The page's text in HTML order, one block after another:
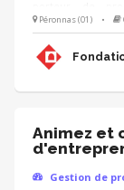
communication,
projet. - Vous
ressources
les actions de la
Péronnas (01) •
Animez et
Gestion de